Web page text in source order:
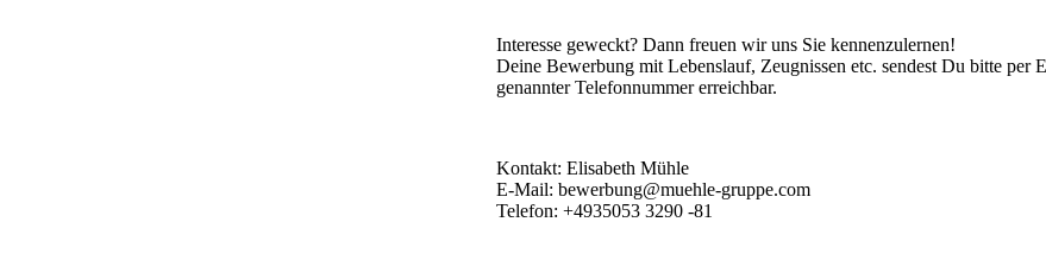
Interesse geweckt? Dann freuen wir uns Sie kennenzulernen!
Deine Bewerbung mit Lebenslauf, Zeugnissen etc. sendest Du bitte
genannter Telefonnummer erreichbar.
Kontakt: Elisabeth Mühle
E-Mail: bewerbung@muehle-gruppe.com
Telefon: +4935053 3290 -81